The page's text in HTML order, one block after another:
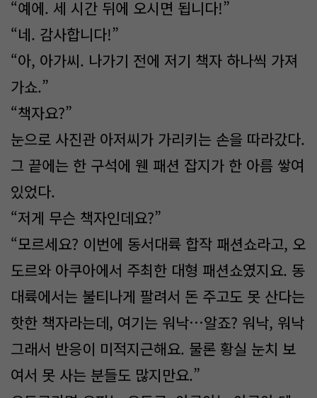
“예에. 세 시간 뒤에 오시면 됩니다!”
“네. 감사합니다!”
“아, 아가씨. 나가기 전에 저기 책자 하나씩 가져
가쇼.”
“책자요?”
눈으로 사진관 아저씨가 가리키는 손을 따라갔다.
그 끝에는 한 구석에 웬 패션 잡지가 한 아름 쌓여
있었다.
“저게 무슨 책자인데요?”
“모르세요? 이번에 동서대륙 합작 패션쇼라고, 오
도르와 아쿠아에서 주최한 대형 패션쇼였지요. 동
대륙에서는 불티나게 팔려서 돈 주고도 못 산다는
핫한 책자라는데, 여기는 워낙…알죠? 워낙, 워낙
그래서 반응이 미적지근해요. 물론 황실 눈치 보
여서 못 사는 분들도 많지만요.”